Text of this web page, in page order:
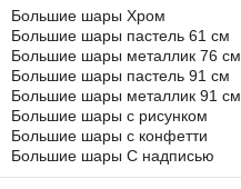
Большие шары Хром
Большие шары пастель 61 см
Большие шары металлик 76 см
Большие шары пастель 91 см
Большие шары металлик 91 см
Большие шары с рисунком
Большие шары с конфетти
Большие шары С надписью